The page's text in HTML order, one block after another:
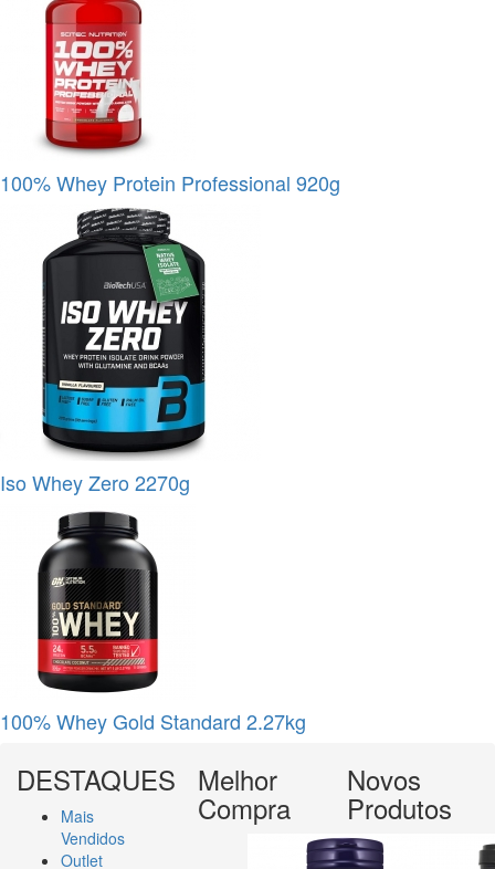
100% Whey Protein Professional 920g
Iso Whey Zero 2270g
100% Whey Gold Standard 2.27kg
DESTAQUES
Mais
Vendidos
Outlet
Melhor
Compra
Novos
Produtos